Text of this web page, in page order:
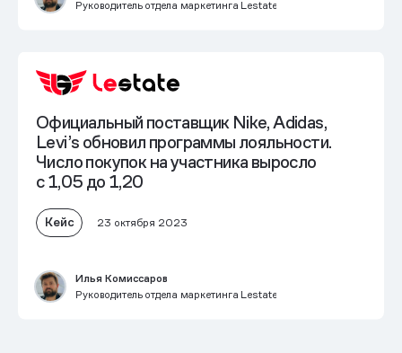
Руководитель отдела маркетинга Lestate
Официальный поставщик Nike, Adidas,
Levi’s обновил программы лояльности.
Число покупок на участника выросло
с 1,05 до 1,20
Кейс 23 октября 2023
Илья Комиссаров
Руководитель отдела маркетинга Lestate